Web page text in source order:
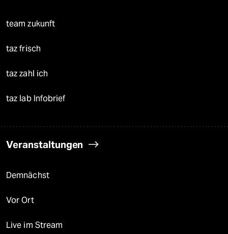
team zukunft
taz frisch
taz zahl ich
taz lab Infobrief
Veranstaltungen
Demnächst
Vor Ort
Live im Stream